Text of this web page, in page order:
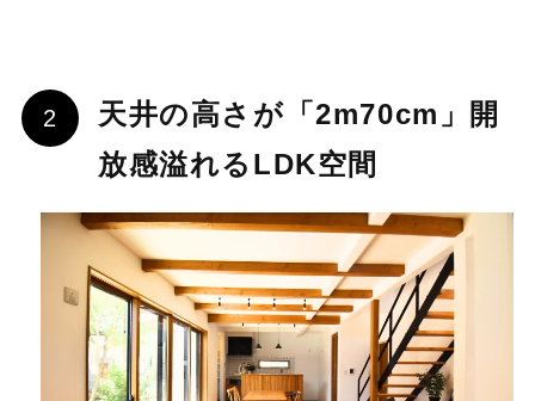
天井の高さが「2m70cm」開
放感溢れるLDK空間